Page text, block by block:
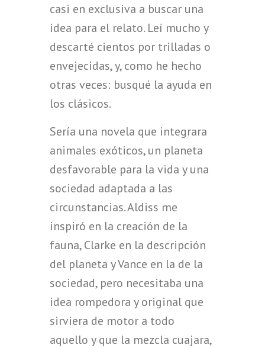
casi en exclusiva a buscar una
idea para el relato. Leí mucho y
descarté cientos por trilladas o
envejecidas, y, como he hecho
otras veces: busqué la ayuda en
los clásicos.
Sería una novela que integrara
animales exóticos, un planeta
desfavorable para la vida y una
sociedad adaptada a las
circunstancias. Aldiss me
inspiró en la creación de la
fauna, Clarke en la descripción
del planeta y Vance en la de la
sociedad, pero necesitaba una
idea rompedora y original que
sirviera de motor a todo
aquello y que la mezcla cuajara,